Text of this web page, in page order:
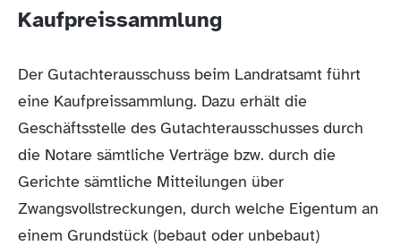
auch eine telefonische Auskunft erteilt werden.
personenbezogenen Daten nach Art. 13 und Art.
Online Auskünfte aus der Richtwertkarte
Verordnung über die Grundsätze für die
Grundstücken
(Immobilienwertermittlungsverordnung -
ImmoWertV)
Kaufpreissammlung
Der Gutachterausschuss beim Landratsamt führt
eine Kaufpreissammlung. Dazu erhält die
Geschäftsstelle des Gutachterausschusses durch
die Notare sämtliche Verträge bzw. durch die
Gerichte sämtliche Mitteilungen über
Zwangsvollstreckungen, durch welche Eigentum an
einem Grundstück (bebaut oder unbebaut)